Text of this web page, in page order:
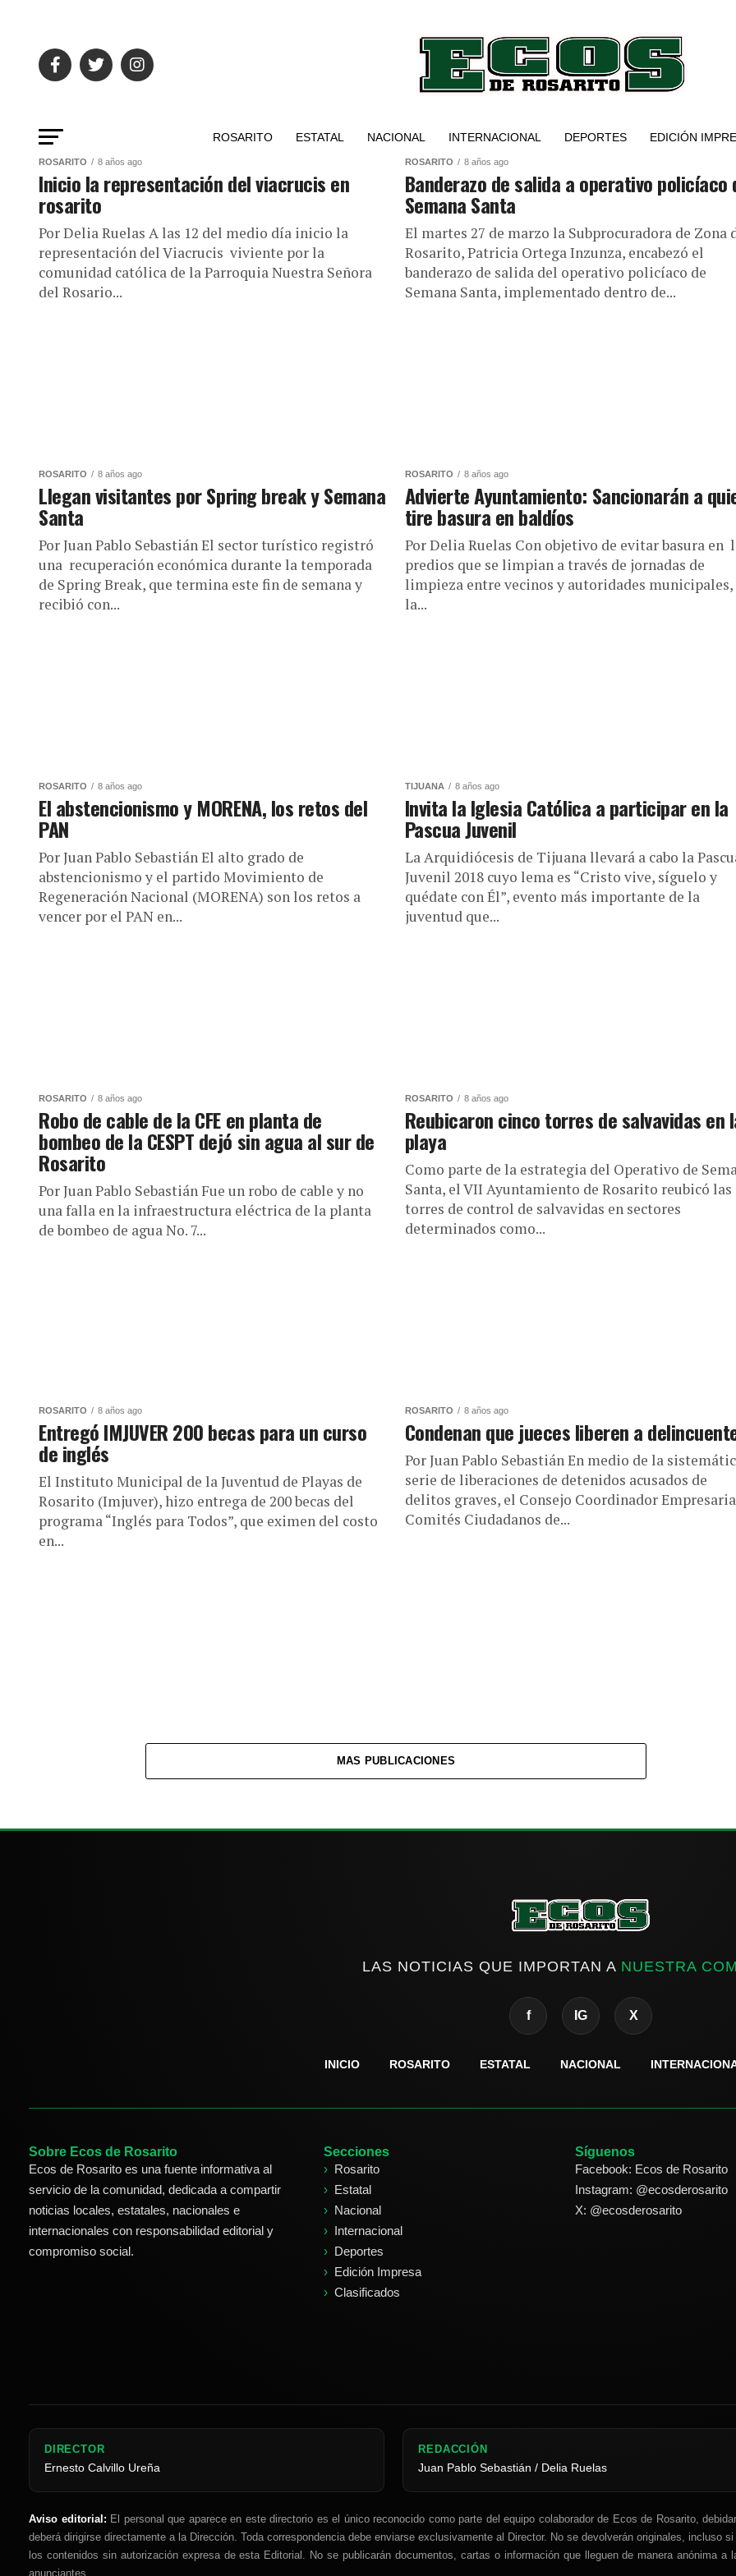
ROSARITO ESTATAL NACIONAL INTERNACIONAL DEPORTES EDICIÓN
ROSARITO 8 años ago
Inicio la representación del viacrucis en
rosarito
Por Delia Ruelas A las 12 del medio día inicio la
representación del Viacrucis viviente por la
comunidad católica de la Parroquia Nuestra Señora
del Rosario...
ROSARITO 8 años ago
Banderazo de salida a operativo policíaco
Semana Santa
El martes 27 de marzo la Subprocuradora de Zona
Rosarito, Patricia Ortega Inzunza, encabezó el
banderazo de salida del operativo policíaco de
Semana Santa, implementado dentro de...
ROSARITO 8 años ago
Llegan visitantes por Spring break y Semana
Santa
Por Juan Pablo Sebastián El sector turístico registró
una recuperación económica durante la temporada
de Spring Break, que termina este fin de semana y
recibió con...
ROSARITO 8 años ago
Advierte Ayuntamiento: Sancionarán a
tire basura en baldíos
Por Delia Ruelas Con objetivo de evitar basura en
predios que se limpian a través de jornadas de
limpieza entre vecinos y autoridades municipales,
la...
ROSARITO 8 años ago
El abstencionismo y MORENA, los retos del
PAN
Por Juan Pablo Sebastián El alto grado de
abstencionismo y el partido Movimiento de
Regeneración Nacional (MORENA) son los retos a
vencer por el PAN en...
TIJUANA 8 años ago
Invita la Iglesia Católica a participar en la
Pascua Juvenil
La Arquidiócesis de Tijuana llevará a cabo la
Juvenil 2018 cuyo lema es “Cristo vive, síguelo y
quédate con Él”, evento más importante de la
juventud que...
ROSARITO 8 años ago
Robo de cable de la CFE en planta de
bombeo de la CESPT dejó sin agua al sur de
Rosarito
Por Juan Pablo Sebastián Fue un robo de cable y no
una falla en la infraestructura eléctrica de la planta
de bombeo de agua No. 7...
ROSARITO 8 años ago
Reubicaron cinco torres de salvavidas en
playa
Como parte de la estrategia del Operativo de
Santa, el VII Ayuntamiento de Rosarito reubicó las
torres de control de salvavidas en sectores
determinados como...
ROSARITO 8 años ago
Entregó IMJUVER 200 becas para un curso
de inglés
El Instituto Municipal de la Juventud de Playas de
Rosarito (Imjuver), hizo entrega de 200 becas del
programa “Inglés para Todos”, que eximen del costo
en...
ROSARITO 8 años ago
Condenan que jueces liberen a
Por Juan Pablo Sebastián En medio de la
serie de liberaciones de detenidos acusados de
delitos graves, el Consejo Coordinador
Comités Ciudadanos de...
MAS PUBLICACIONES
LAS NOTICIAS QUE IMPORTAN A NUESTRA
f IG X
INICIO ROSARITO ESTATAL NACIONAL
Sobre Ecos de Rosarito
Ecos de Rosarito es una fuente informativa al
servicio de la comunidad, dedicada a compartir
noticias locales, estatales, nacionales e
internacionales con responsabilidad editorial y
compromiso social.
Secciones
Rosarito
Estatal
Nacional
Internacional
Deportes
Edición Impresa
Clasificados
Síguenos
Facebook: Ecos de Rosarito
Instagram: @ecosderosarito
X: @ecosderosarito
DIRECTOR
Ernesto Calvillo Ureña
REDACCIÓN
Juan Pablo Sebastián / Delia Ruelas
Aviso editorial: El personal que aparece en este directorio es el único reconocido como parte del equipo colaborador de Ecos de Rosarito,
deberá dirigirse directamente a la Dirección. Toda correspondencia debe enviarse exclusivamente al Director. No se devolverán originales, incluso
los contenidos sin autorización expresa de esta Editorial. No se publicarán documentos, cartas o información que lleguen de manera anónima
anunciantes.